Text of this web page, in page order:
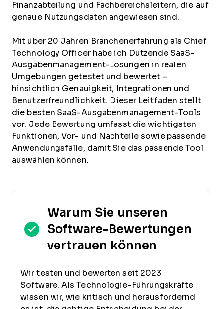
Finanzabteilung und Fachbereichsleitern, die auf
genaue Nutzungsdaten angewiesen sind.
Mit über 20 Jahren Branchenerfahrung als Chief
Technology Officer habe ich Dutzende SaaS-
Ausgabenmanagement-Lösungen in realen
Umgebungen getestet und bewertet –
hinsichtlich Genauigkeit, Integrationen und
Benutzerfreundlichkeit. Dieser Leitfaden stellt
die besten SaaS-Ausgabenmanagement-Tools
vor. Jede Bewertung umfasst die wichtigsten
Funktionen, Vor- und Nachteile sowie passende
Anwendungsfälle, damit Sie das passende Tool
auswählen können.
Warum Sie unseren
Software-Bewertungen
vertrauen können
Wir testen und bewerten seit 2023
Software. Als Technologie-Führungskräfte
wissen wir, wie kritisch und herausfordernd